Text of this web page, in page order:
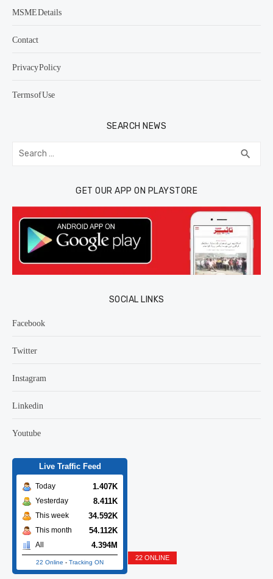
MSME Details
Contact
Privacy Policy
Terms of Use
SEARCH NEWS
Search
for: search
GET OUR APP ON PLAYSTORE
SOCIAL LINKS
Facebook
Twitter
Instagram
Linkedin
Youtube
Live Traffic Feed
Today 1.407K
Yesterday 8.411K
This week 34.592K
This month 54.112K
All 4.394M
22 Online - Tracking ON
22 ONLINE